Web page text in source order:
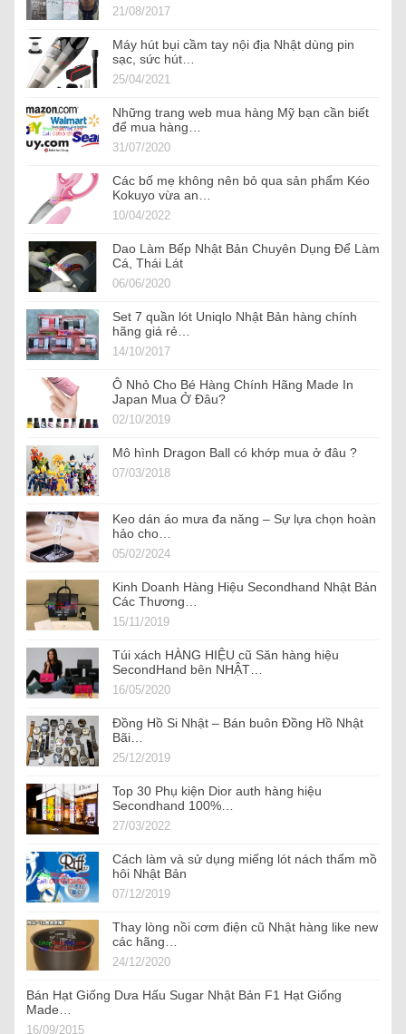
21/08/2017
Máy hút bụi cầm tay nội địa Nhật dùng pin
sạc, sức hút…
25/04/2021
Những trang web mua hàng Mỹ bạn cần biết
để mua hàng…
31/07/2020
Các bố mẹ không nên bỏ qua sản phẩm Kéo
Kokuyo vừa an…
10/04/2022
Dao Làm Bếp Nhật Bản Chuyên Dụng Để Làm
Cá, Thái Lát
06/06/2020
Set 7 quần lót Uniqlo Nhật Bản hàng chính
hãng giá rẻ…
14/10/2017
Ô Nhỏ Cho Bé Hàng Chính Hãng Made In
Japan Mua Ở Đâu?
02/10/2019
Mô hình Dragon Ball có khớp mua ở đâu ?
07/03/2018
Keo dán áo mưa đa năng – Sự lựa chọn hoàn
hảo cho…
05/02/2024
Kinh Doanh Hàng Hiệu Secondhand Nhật Bản
Các Thương…
15/11/2019
Túi xách HÀNG HIỆU cũ Săn hàng hiệu
SecondHand bên NHẬT…
16/05/2020
Đồng Hồ Si Nhật – Bán buôn Đồng Hồ Nhật
Bãi…
25/12/2019
Top 30 Phụ kiện Dior auth hàng hiệu
Secondhand 100%…
27/03/2022
Cách làm và sử dụng miếng lót nách thấm mồ
hôi Nhật Bản
07/12/2019
Thay lòng nồi cơm điện cũ Nhật hàng like new
các hãng…
24/12/2020
Bán Hạt Giống Dưa Hấu Sugar Nhật Bản F1 Hạt Giống
Made…
16/09/2015